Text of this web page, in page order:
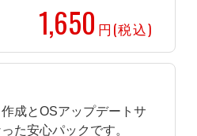
1,650 円(税込)
成とOSアップデートサ
た安心パックです。